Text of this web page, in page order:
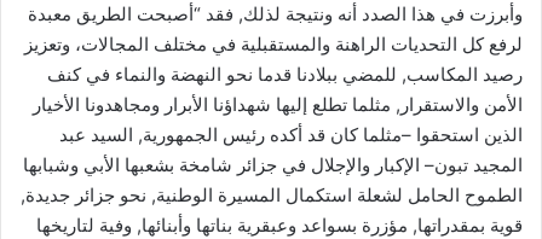
وأبرزت في هذا الصدد أنه ونتيجة لذلك, فقد “أصبحت الطريق معبدة
لرفع كل التحديات الراهنة والمستقبلية في مختلف المجالات، وتعزيز
رصيد المكاسب, للمضي ببلادنا قدما نحو النهضة والنماء في كنف
الأمن والاستقرار, مثلما تطلع إليها شهداؤنا الأبرار ومجاهدونا الأخيار
الذين استحقوا –مثلما كان قد أكده رئيس الجمهورية, السيد عبد
المجيد تبون– الإكبار والإجلال في جزائر شامخة بشعبها الأبي وشبابها
الطموح الحامل لشعلة استكمال المسيرة الوطنية, نحو جزائر جديدة,
قوية بمقدراتها, مؤزرة بسواعد وعبقرية بناتها وأبنائها, وفية لتاريخها